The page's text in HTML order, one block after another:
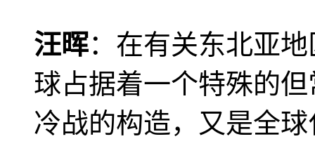
汪晖：在有关东北亚
球占据着一个特殊的
冷战的构造，又是全